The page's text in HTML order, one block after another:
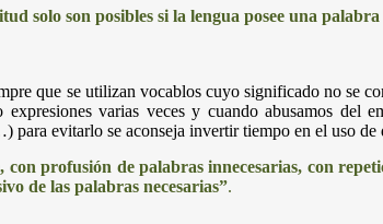
solo son posibles si la lengua posee una
que se utilizan vocablos cuyo significado no se
varias veces y cuando abusamos del
para evitarlo se aconseja invertir tiempo en el uso
profusión de palabras innecesarias, con
de las palabras necesarias”.